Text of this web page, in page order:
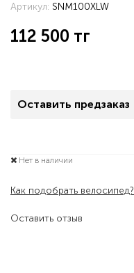
Оставить отзыв
Артикул: SNM100XLW
112 500 тг
Оставить предзаказ
Нет в наличии
Как подобрать велосипед?